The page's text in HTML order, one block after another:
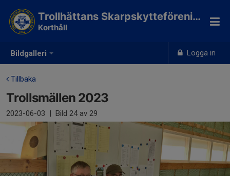
Bildgalleri Logga in
Trollhättans Skarpskytteförening
Korthåll
Tillbaka
Trollsmällen 2023
2023-06-03 | Bild 24av 29